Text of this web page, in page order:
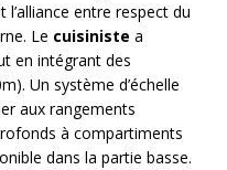
entre respect du
Le cuisiniste a
en intégrant des
Un système d’échelle
aux rangements
à compartiments
dans la partie basse.